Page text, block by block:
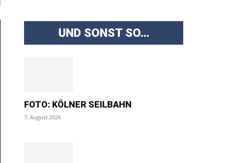
UND SONST SO...
FOTO: KÖLNER SEILBAHN
7. August 2026